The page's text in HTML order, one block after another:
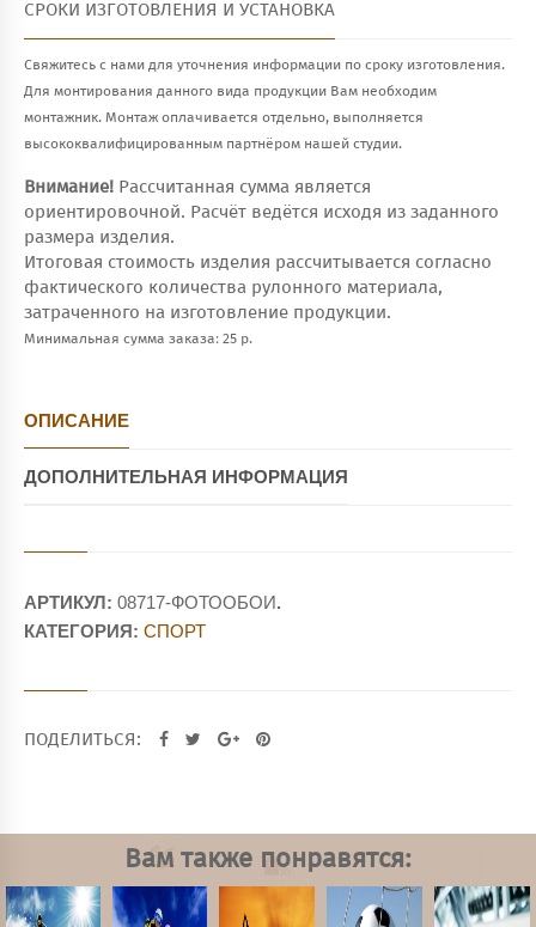
СРОКИ ИЗГОТОВЛЕНИЯ И УСТАНОВКА
Свяжитесь с нами для уточнения информации по сроку изготовления.
Для монтирования данного вида продукции Вам необходим
монтажник. Монтаж оплачивается отдельно, выполняется
высококвалифицированным партнёром нашей студии.
Внимание! Рассчитанная сумма является
ориентировочной. Расчёт ведётся исходя из заданного
размера изделия.
Итоговая стоимость изделия рассчитывается согласно
фактического количества рулонного материала,
затраченного на изготовление продукции.
Минимальная сумма заказа: 25 р.
ОПИСАНИЕ
ДОПОЛНИТЕЛЬНАЯ ИНФОРМАЦИЯ
АРТИКУЛ: 08717-ФОТООБОИ.
КАТЕГОРИЯ: СПОРТ
ПОДЕЛИТЬСЯ:
Вам также понравятся: